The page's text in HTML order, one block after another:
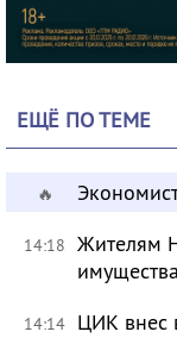
ЕЩЁ ПО ТЕМЕ
🔥
14:18 Жителям
имущества
14:14 ЦИК внес